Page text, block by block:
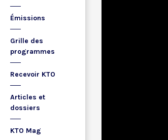
Émissions
Grille des
programmes
Recevoir KTO
Articles et
dossiers
KTO Mag